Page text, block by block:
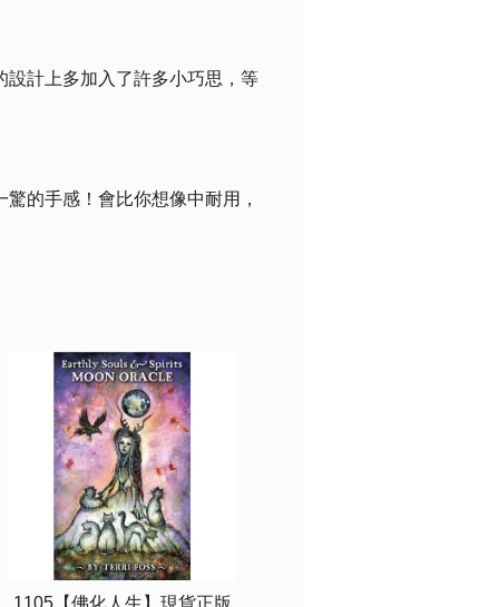
設計上多加入了許多小巧思，等
的手感！會比你想像中耐用，